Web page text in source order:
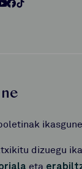
dizuegu
eta